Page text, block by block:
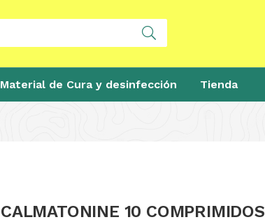
Material de Cura y desinfección Tienda
CALMATONINE 10 COMPRIMIDOS